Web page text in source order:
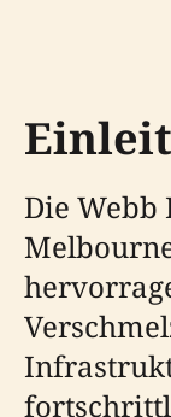
Die Webb